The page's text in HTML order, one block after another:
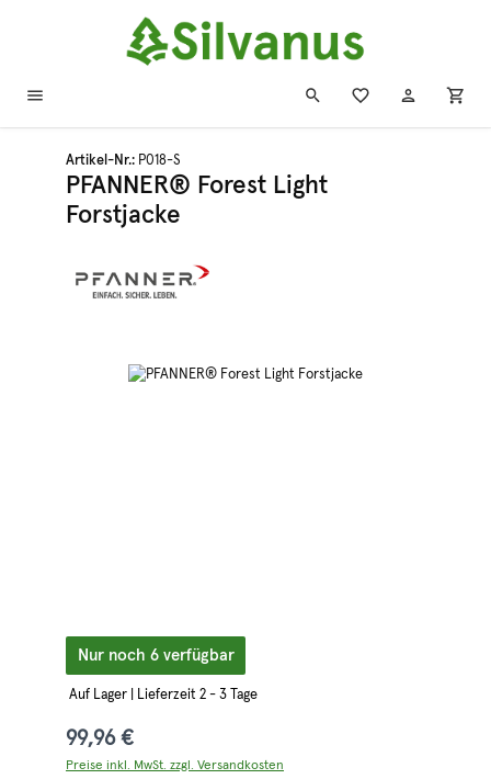
Zum Hauptinhalt springen
Artikel-Nr.: P018-S
PFANNER® Forest Light
Forstjacke
Bildergalerie überspringen
Nur noch 6 verfügbar
Auf Lager | Lieferzeit 2 - 3 Tage
99,96 €
Preise inkl. MwSt. zzgl. Versandkosten